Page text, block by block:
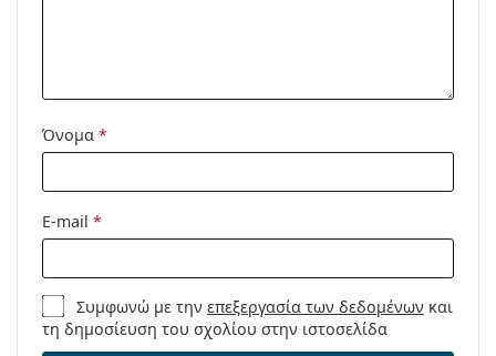
Όνομα *
E-mail *
Συμφωνώ με τηνεπεξεργασία των δεδομένων και
τη δημοσίευση του σχολίου στην ιστοσελίδα